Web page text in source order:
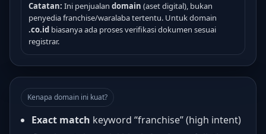
Catatan: Ini penjualan domain (aset digital), bukan
penyedia franchise/waralaba tertentu. Untuk domain
.co.id biasanya ada proses verifikasi dokumen sesuai
registrar.
Kenapa domain ini kuat?
Exact match keyword “franchise” (high intent)